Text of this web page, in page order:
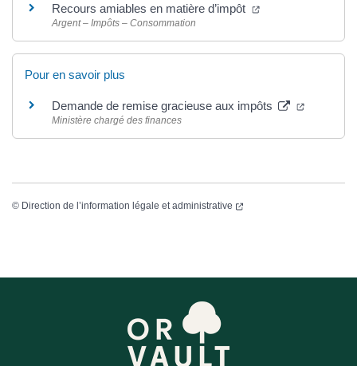
Recours amiables en matière d’impôt
Argent – Impôts – Consommation
Pour en savoir plus
Demande de remise gracieuse aux impôts
Ministère chargé des finances
© Direction de l’information légale et administrative